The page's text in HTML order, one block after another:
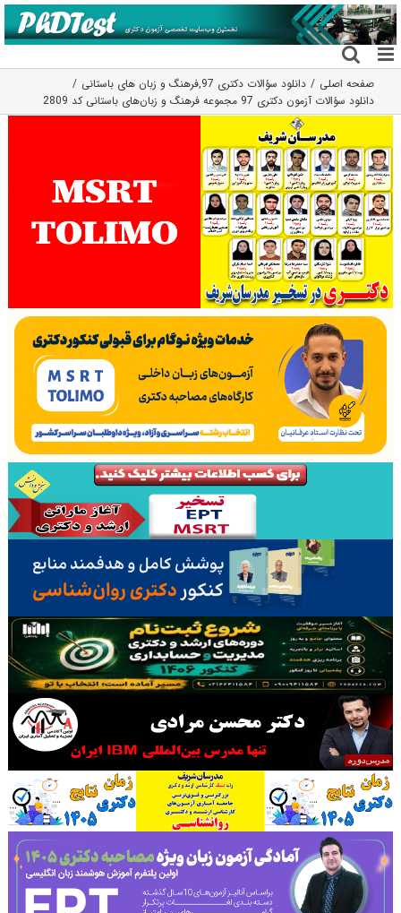
رفتن
به
محتوا
صفحه اصلی دانلود سؤالات دکتری 97 ,فرهنگ و زبان های باستانی
دانلود سؤالات آزمون دکتری 97 مجموعه فرهنگ و زبان‌های باستانی کد 2809